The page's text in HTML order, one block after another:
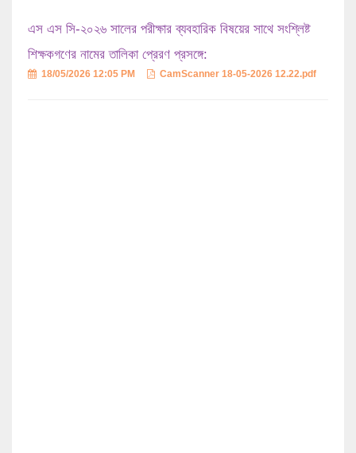
এস এস সি-২০২৬ সালের পরীক্ষার ব্যবহারিক বিষয়ের সাথে সংশ্লিষ্ট
শিক্ষকগণের নামের তালিকা প্রেরণ প্রসঙ্গে:
18/05/2026 12:05 PM CamScanner 18-05-2026 12.22.pdf